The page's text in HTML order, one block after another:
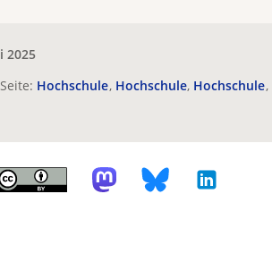
2025
Hochschule Hochschule Hochschule